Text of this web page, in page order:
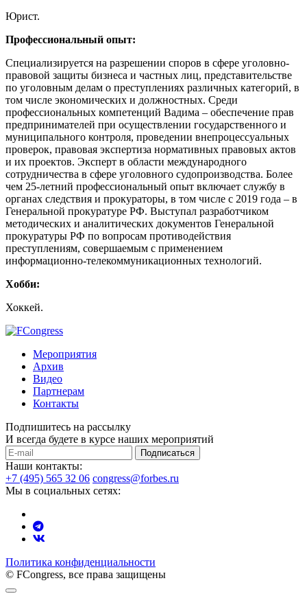
Юрист.
Профессиональный опыт:
Специализируется на разрешении споров в сфере уголовно-
правовой защиты бизнеса и частных лиц, представительстве
по уголовным делам о преступлениях различных категорий, в
том числе экономических и должностных. Среди
профессиональных компетенций Вадима – обеспечение прав
предпринимателей при осуществлении государственного и
муниципального контроля, проведении внепроцессуальных
проверок, правовая экспертиза нормативных правовых актов
и их проектов. Эксперт в области международного
сотрудничества в сфере уголовного судопроизводства. Более
чем 25-летний профессиональный опыт включает службу в
органах следствия и прокураторы, в том числе с 2019 года – в
Генеральной прокуратуре РФ. Выступал разработчиком
методических и аналитических документов Генеральной
прокуратуры РФ по вопросам противодействия
преступлениям, совершаемым с применением
информационно-телекоммуникационных технологий.
Хобби:
Хоккей.
Мероприятия
Архив
Видео
Партнерам
Контакты
Подпишитесь на рассылку
И всегда будете в курсе наших мероприятий
Подписаться
Наши контакты:
+7 (495) 565 32 06 congress@forbes.ru
Мы в социальных сетях:
Политика конфиденциальности
© FCongress, все права защищены